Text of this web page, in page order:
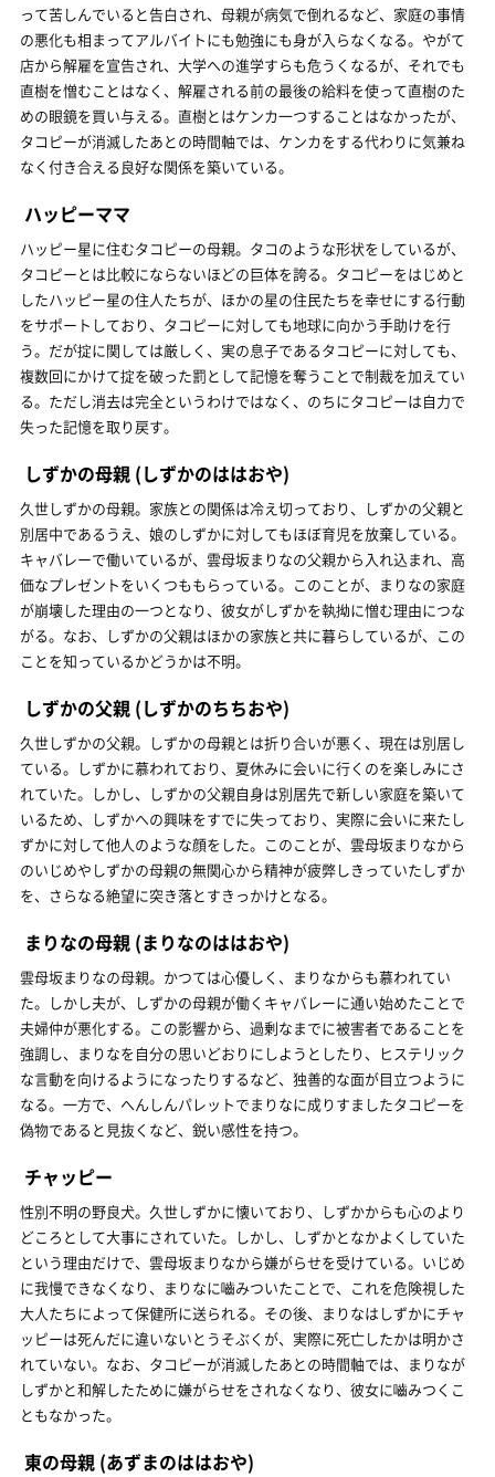
って苦しんでいると告白され、母親が病気で倒れるなど、家庭の事情
の悪化も相まってアルバイトにも勉強にも身が入らなくなる。やがて
店から解雇を宣告され、大学への進学すらも危うくなるが、それでも
直樹を憎むことはなく、解雇される前の最後の給料を使って直樹のた
めの眼鏡を買い与える。直樹とはケンカ一つすることはなかったが、
タコピーが消滅したあとの時間軸では、ケンカをする代わりに気兼ね
なく付き合える良好な関係を築いている。
ハッピーママ
ハッピー星に住むタコピーの母親。タコのような形状をしているが、
タコピーとは比較にならないほどの巨体を誇る。タコピーをはじめと
したハッピー星の住人たちが、ほかの星の住民たちを幸せにする行動
をサポートしており、タコピーに対しても地球に向かう手助けを行
う。だが掟に関しては厳しく、実の息子であるタコピーに対しても、
複数回にかけて掟を破った罰として記憶を奪うことで制裁を加えてい
る。ただし消去は完全というわけではなく、のちにタコピーは自力で
失った記憶を取り戻す。
しずかの母親 (しずかのははおや)
久世しずかの母親。家族との関係は冷え切っており、しずかの父親と
別居中であるうえ、娘のしずかに対してもほぼ育児を放棄している。
キャバレーで働いているが、雲母坂まりなの父親から入れ込まれ、高
価なプレゼントをいくつももらっている。このことが、まりなの家庭
が崩壊した理由の一つとなり、彼女がしずかを執拗に憎む理由につな
がる。なお、しずかの父親はほかの家族と共に暮らしているが、この
ことを知っているかどうかは不明。
しずかの父親 (しずかのちちおや)
久世しずかの父親。しずかの母親とは折り合いが悪く、現在は別居し
ている。しずかに慕われており、夏休みに会いに行くのを楽しみにさ
れていた。しかし、しずかの父親自身は別居先で新しい家庭を築いて
いるため、しずかへの興味をすでに失っており、実際に会いに来たし
ずかに対して他人のような顔をした。このことが、雲母坂まりなから
のいじめやしずかの母親の無関心から精神が疲弊しきっていたしずか
を、さらなる絶望に突き落とすきっかけとなる。
まりなの母親 (まりなのははおや)
雲母坂まりなの母親。かつては心優しく、まりなからも慕われてい
た。しかし夫が、しずかの母親が働くキャバレーに通い始めたことで
夫婦仲が悪化する。この影響から、過剰なまでに被害者であることを
強調し、まりなを自分の思いどおりにしようとしたり、ヒステリック
な言動を向けるようになったりするなど、独善的な面が目立つように
なる。一方で、へんしんパレットでまりなに成りすましたタコピーを
偽物であると見抜くなど、鋭い感性を持つ。
チャッピー
性別不明の野良犬。久世しずかに懐いており、しずかからも心のより
どころとして大事にされていた。しかし、しずかとなかよくしていた
という理由だけで、雲母坂まりなから嫌がらせを受けている。いじめ
に我慢できなくなり、まりなに嚙みついたことで、これを危険視した
大人たちによって保健所に送られる。その後、まりなはしずかにチャ
ッピーは死んだに違いないとうそぶくが、実際に死亡したかは明かさ
れていない。なお、タコピーが消滅したあとの時間軸では、まりなが
しずかと和解したために嫌がらせをされなくなり、彼女に嚙みつくこ
ともなかった。
東の母親 (あずまのははおや)